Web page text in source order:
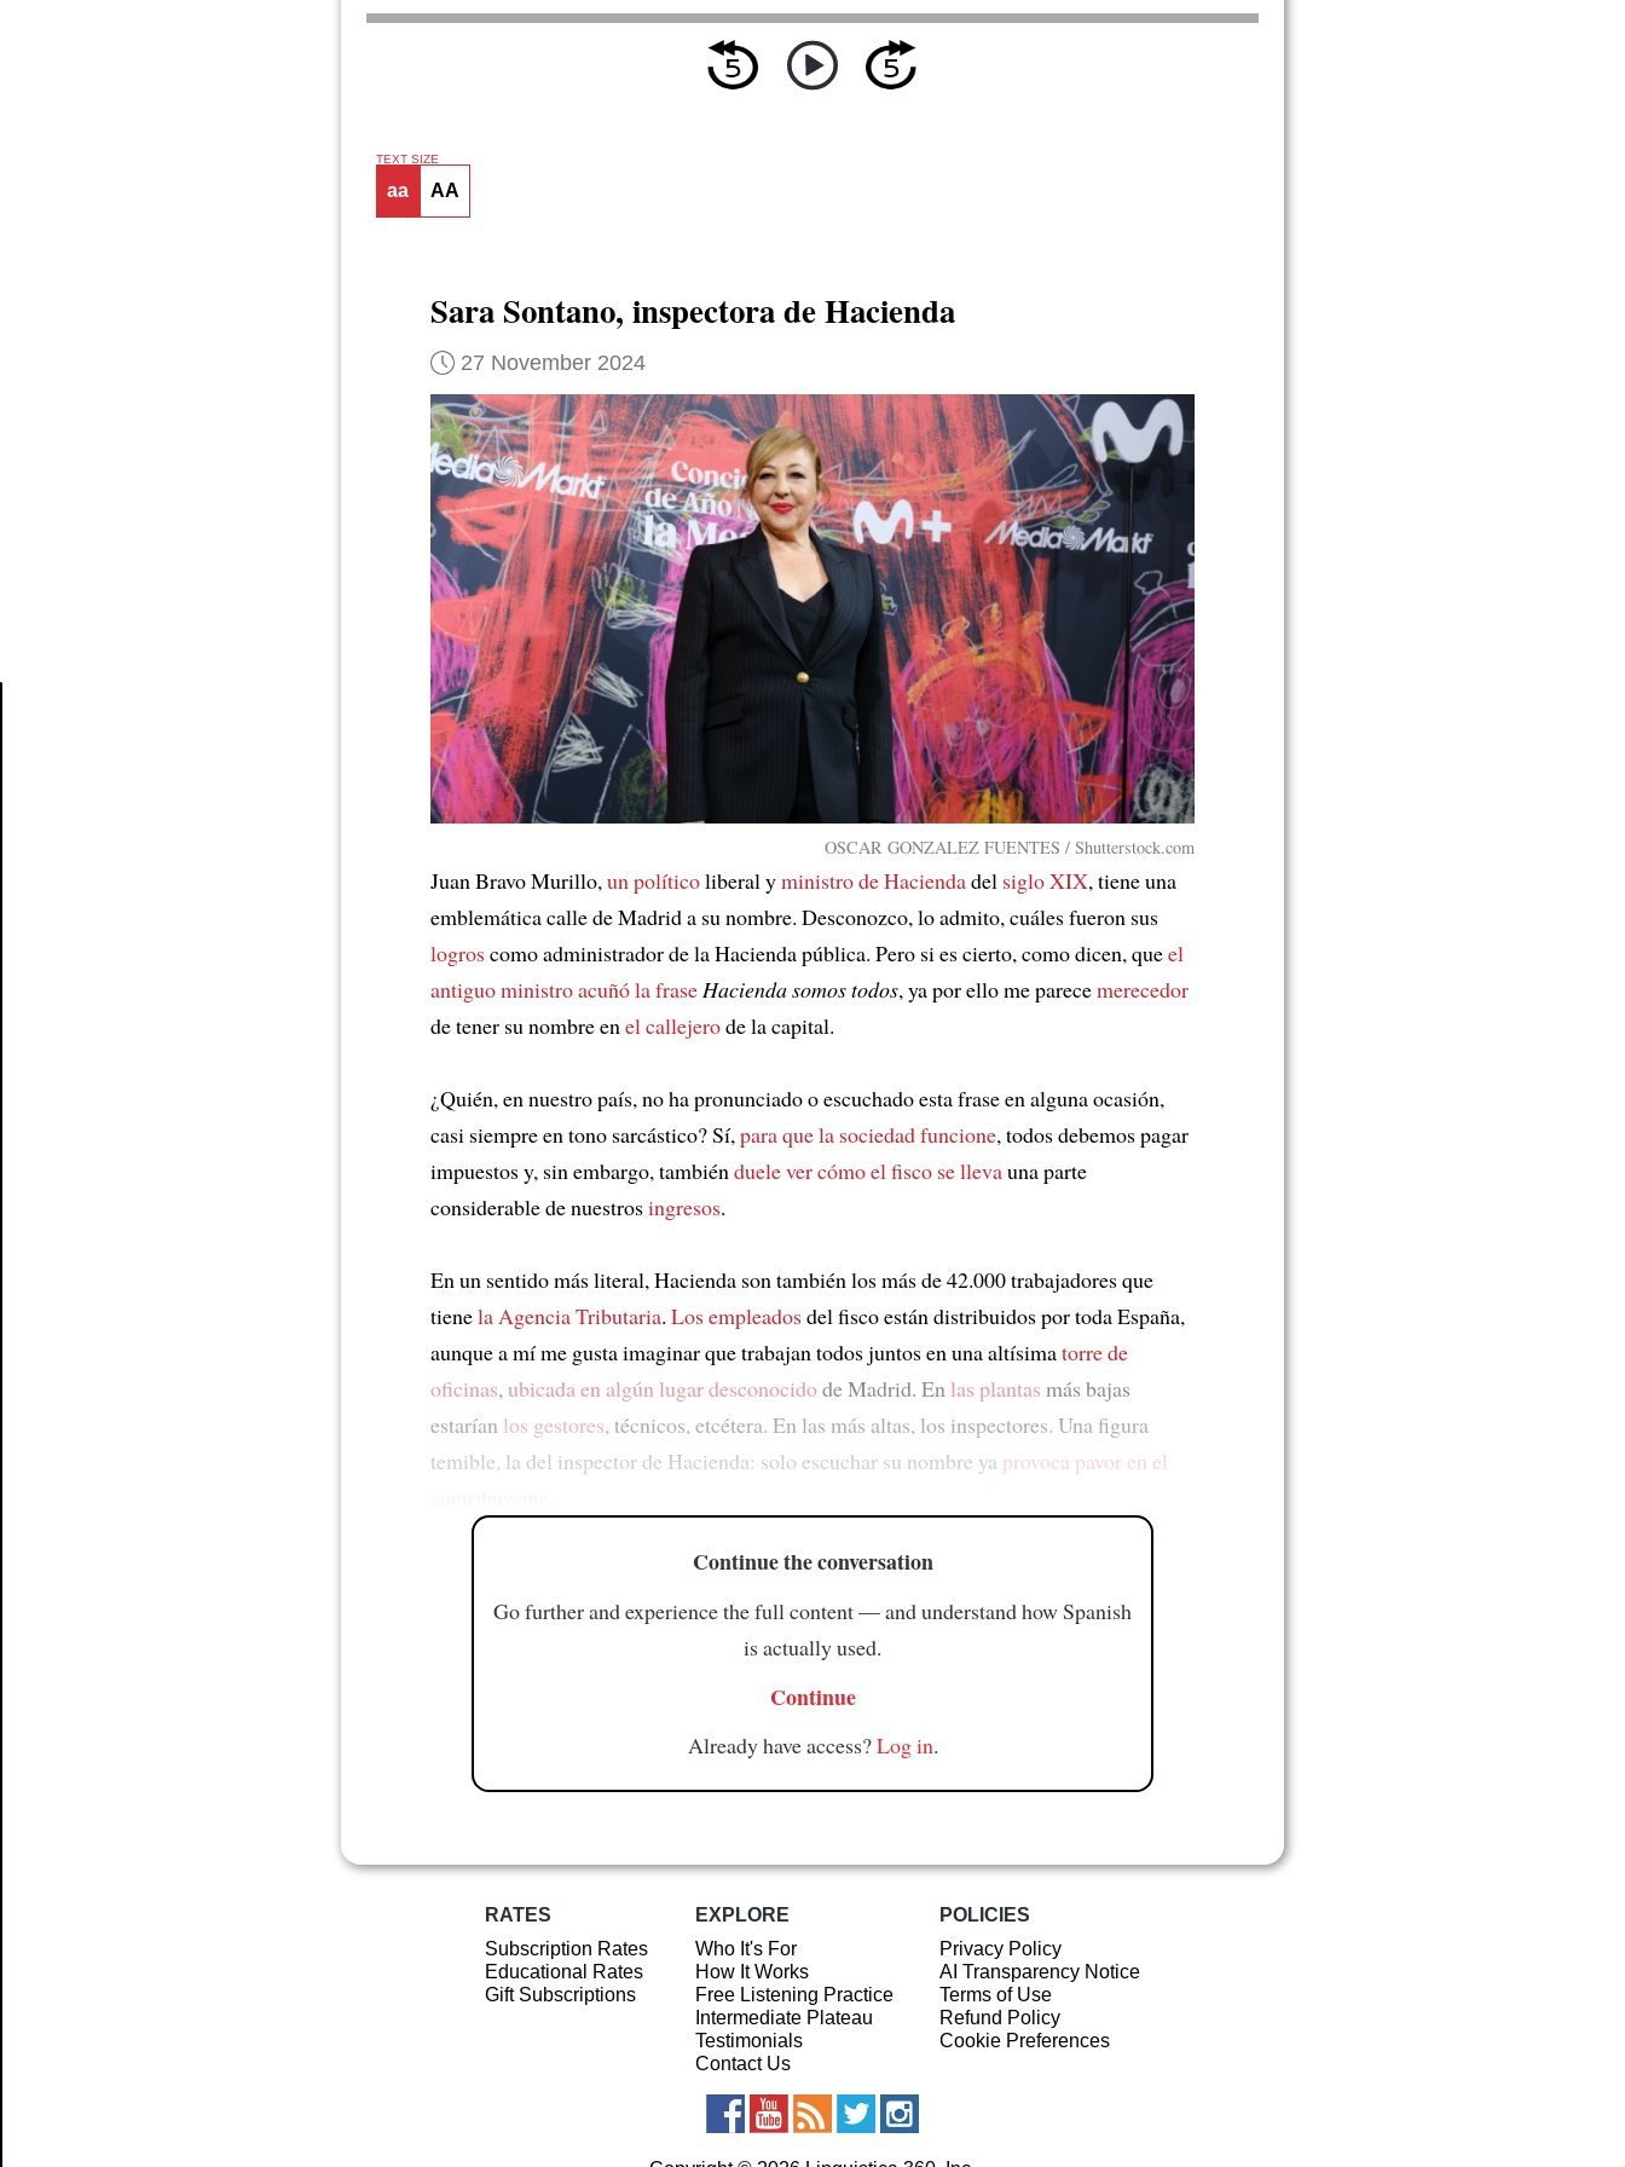
TEXT SIZE
aa AA
Sara Sontano, inspectora de Hacienda
27 November 2024
OSCAR GONZALEZ FUENTES / Shutterstock.com
Juan Bravo Murillo, un políticoliberal yministro de Haciendadel siglo XIX, tiene una
emblemática calle de Madrid a su nombre. Desconozco, lo admito, cuáles fueron sus
logroscomo administrador de la Hacienda pública. Pero si es cierto, como dicen, queel
antiguo ministro acuñó la frase Hacienda somos todos, ya por ello me parecemerecedor
de tener su nombre en el callejerode la capital.
¿Quién, en nuestro país, no ha pronunciado o escuchado esta frase en alguna ocasión,
casi siempre en tono sarcástico? Sí, para que la sociedad funcione, todos debemos pagar
impuestos y, sin embargo, también duele ver cómo el fisco se llevauna parte
considerable de nuestrosingresos.
En un sentido más literal, Hacienda son también los más de 42.000 trabajadores que
tienela Agencia Tributaria. Los empleadosdel fisco están distribuidos por toda España,
aunque a mí me gusta imaginar que trabajan todos juntos en una altísimatorre de
oficinas, ubicada en algún lugar desconocidode Madrid. En las plantas más bajas
estarían los gestores, técnicos, etcétera. En las más altas, los inspectores. Una figura
temible, la del inspector de Hacienda: solo escuchar su nombre ya provoca pavor en el
Continue the conversation
Go further and experience the full content — and understand how Spanish
is actually used.
Continue
Already have access?Log in.
RATES
Subscription Rates
Educational Rates
Gift Subscriptions
EXPLORE
Who It's For
How It Works
Free Listening Practice
Intermediate Plateau
Testimonials
Contact Us
POLICIES
Privacy Policy
AI Transparency Notice
Terms of Use
Refund Policy
Cookie Preferences